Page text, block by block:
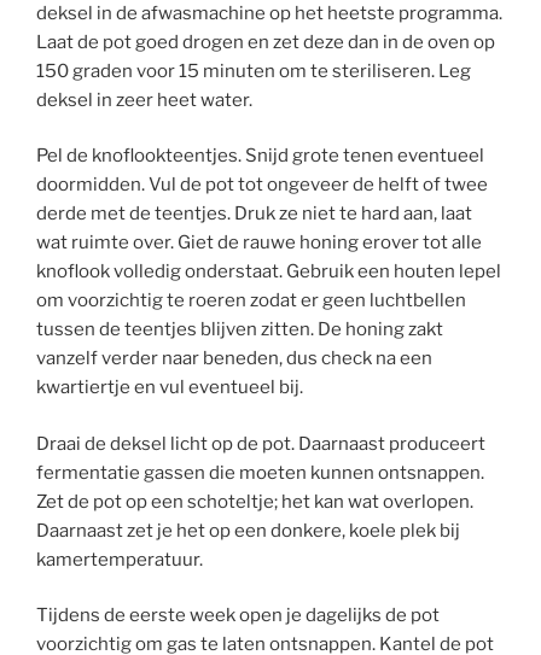
deksel in de afwasmachine op het heetste programma.
Laat de pot goed drogen en zet deze dan in de oven op
150 graden voor 15 minuten om te steriliseren. Leg
deksel in zeer heet water.
Pel de knoflookteentjes. Snijd grote tenen eventueel
doormidden. Vul de pot tot ongeveer de helft of twee
derde met de teentjes. Druk ze niet te hard aan, laat
wat ruimte over. Giet de rauwe honing erover tot alle
knoflook volledig onderstaat. Gebruik een houten lepel
om voorzichtig te roeren zodat er geen luchtbellen
tussen de teentjes blijven zitten. De honing zakt
vanzelf verder naar beneden, dus check na een
kwartiertje en vul eventueel bij.
Draai de deksel licht op de pot. Daarnaast produceert
fermentatie gassen die moeten kunnen ontsnappen.
Zet de pot op een schoteltje; het kan wat overlopen.
Daarnaast zet je het op een donkere, koele plek bij
kamertemperatuur.
Tijdens de eerste week open je dagelijks de pot
voorzichtig om gas te laten ontsnappen. Kantel de pot